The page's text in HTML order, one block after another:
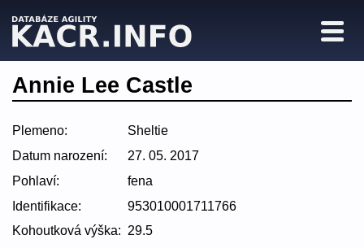
Annie Lee Castle
Plemeno:
Sheltie
Datum narození:
27. 05. 2017
Pohlaví:
fena
Identifikace:
953010001711766
Kohoutková výška: 29.5